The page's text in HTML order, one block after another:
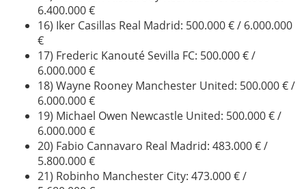
6.400.000 €
16) Iker Casillas Real Madrid: 500.000 € / 6.000.000
€
17) Frederic Kanouté Sevilla FC: 500.000 € /
6.000.000 €
18) Wayne Rooney Manchester United: 500.000 € /
6.000.000 €
19) Michael Owen Newcastle United: 500.000 € /
6.000.000 €
20) Fabio Cannavaro Real Madrid: 483.000 € /
5.800.000 €
21) Robinho Manchester City: 473.000 € /